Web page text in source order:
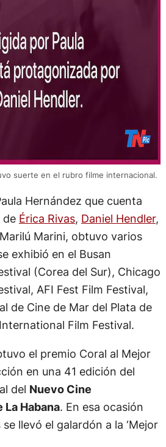
suerte en el rubro filme internacional.
Hernández que cuenta
de Érica Rivas, Daniel Hendler,
Marini, obtuvo varios
exhibió en el Busan
(Corea del Sur), Chicago
AFI Fest Film Festival,
de Cine de Mar del Plata de
Film Festival.
el premio Coral al Mejor
en una 41 edición del
del Nuevo Cine
Habana. En esa ocasión
llevó el galardón a la ‘Mejor